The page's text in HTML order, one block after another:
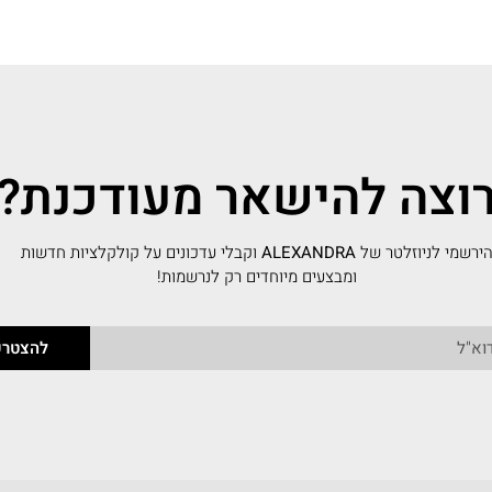
להישאר
הירשמי לניוזלטר שלALEXANDRA וקבלי עדכונים על קולקלציות חדשות
ומבצעים מיוחדים רק לנרשמות!